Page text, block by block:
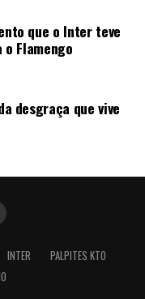
que o Inter teve
Flamengo
desgraça que vive
INTER
PALPITES KTO